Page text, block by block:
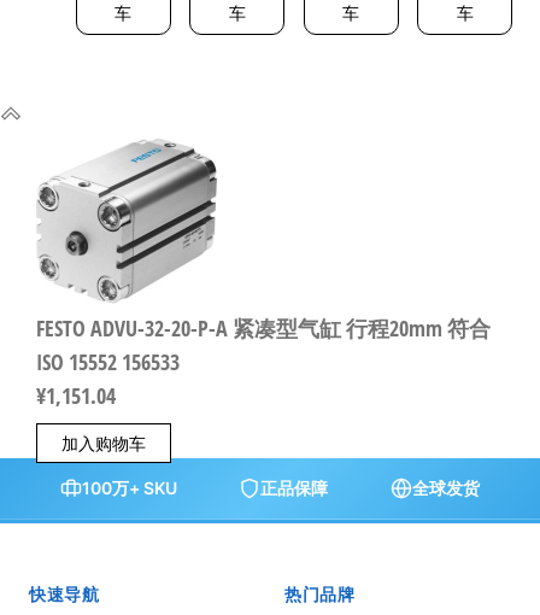
车
车
车
车
FESTO ADVU-32-20-P-A 紧凑型气缸 行程20mm 符合
ISO 15552 156533
¥1,151.04
加入购物车
100万+ SKU 正品保障 全球发货
快速导航 热门品牌